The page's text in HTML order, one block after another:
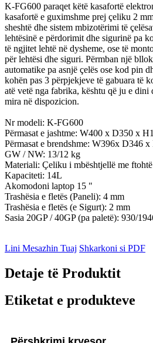
K-FG600 paraqet këtë kasafortë
kasafortë e guximshme prej çeliku 2
sheshtë dhe sistem mbizotërimi të
lehtësinë e përdorimit dhe sigurinë pa
të ngjitet lehtë në dysheme, ose të
për lehtësi dhe siguri. Përmban një
automatike pa asnjë çelës ose kod pin
kohën pas 3 përpjekjeve të gabuara të
atë vetë nga fabrika, kështu që ju e dini
mira në dispozicion.
Nr modeli: K-FG600
Përmasat e jashtme: W400 x D350 x
Përmasat e brendshme: W396x D346
GW / NW: 13/12 kg
Materiali: Çeliku i mbështjellë me ftohtë
Kapaciteti: 14L
Akomodoni laptop 15 "
Trashësia e fletës (Paneli): 4 mm
Trashësia e fletës (e Sigurt): 2 mm
Sasia 20GP / 40GP (pa paletë): 930/
Lini Mesazhin Tuaj Shkarkoni si PDF
Detaje të Produktit
Etiketat e produkteve